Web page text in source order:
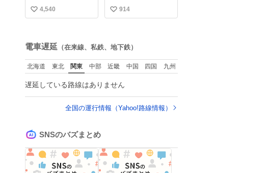
すぎます。」 女性の
立ち振る舞い指南コ
ない」という言葉を
使わず「勇敢すぎま
す」と洒落っ気たっ
ぷりにたしなめる当
すぎます、使ってい
きたい… （昭和4年
婦人倶楽部新年号よ
い
数
4,540
い
数
914
電車遅延 （在来線、私鉄、地下鉄）
北海道 東北 関東 中部 近畿 中国 四国 九州
遅延している路線はありません
全国の運行情報（Yahoo!路線情報）
SNSのバズまとめ